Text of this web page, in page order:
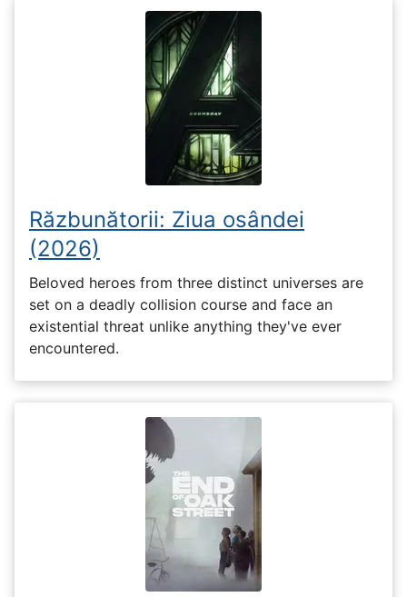
Răzbunătorii: Ziua osândei
(2026)
Beloved heroes from three distinct universes are
set on a deadly collision course and face an
existential threat unlike anything they've ever
encountered.